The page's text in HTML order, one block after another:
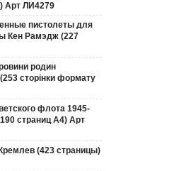
Арт ЛИ4279
пистолеты для
Кен Рамэдж (227
родин
сторінки формату
флота 1945-
страниц А4) Арт
(423 страницы)